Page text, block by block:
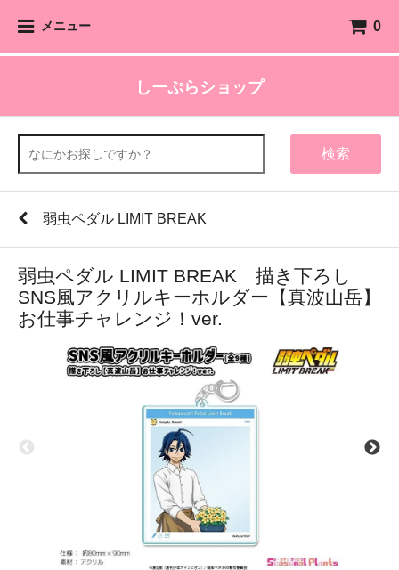
メニュー 0
しーぷらショップ
検索
弱虫ペダル LIMIT BREAK
弱虫ペダル LIMIT BREAK 描き下ろし
SNS風アクリルキーホルダー【真波山岳】
お仕事チャレンジ！ver.